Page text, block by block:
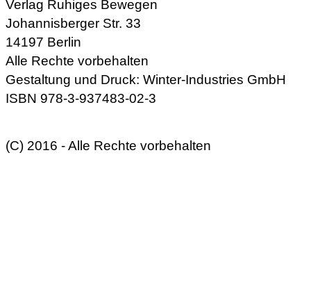
Verlag Ruhiges Bewegen
Johannisberger Str. 33
14197 Berlin
Alle Rechte vorbehalten
Gestaltung und Druck: Winter-Industries GmbH
ISBN 978-3-937483-02-3
(C) 2016 - Alle Rechte vorbehalten